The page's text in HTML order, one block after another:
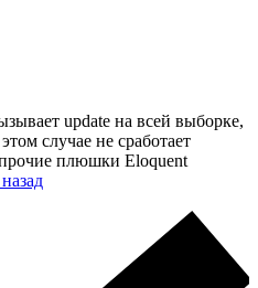
update на всей выборке,
случае не сработает
плюшки Eloquent